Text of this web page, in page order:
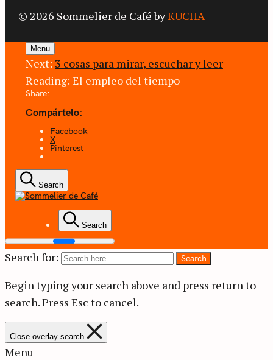
© 2026 Sommelier de Café byKUCHA
Menu
Next: 3 cosas para mirar, escuchar y leer
Reading: El empleo del tiempo
Share:
Compártelo:
Facebook
X
Pinterest
Search
Sommelier de
Café
Coffee + Ideas Search
Search for: Search
Begin typing your search above and press return to
search.Press Esc to cancel.
Close overlay search
Menu